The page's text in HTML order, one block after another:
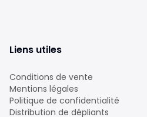
Liens utiles
Conditions de vente
Mentions légales
Politique de confidentialité
Distribution de dépliants